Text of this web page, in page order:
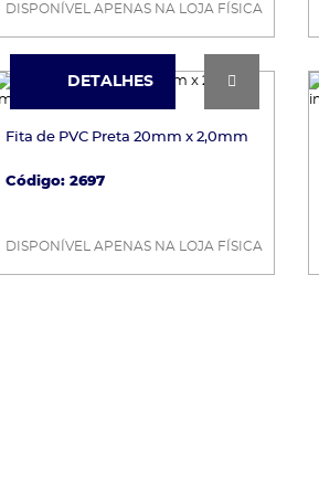
DISPONÍVEL APENAS NA LOJA FÍSICA
DETALHES
DETALHES
Fita de PVC Preta 20mm x 2,0mm
Código: 2697
DISPONÍVEL APENAS NA LOJA FÍSICA